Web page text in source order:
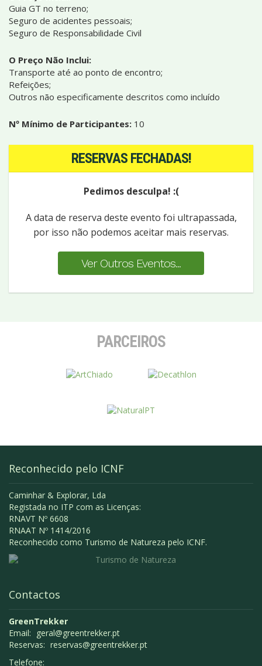
Guia GT no terreno;
Seguro de acidentes pessoais;
Seguro de Responsabilidade Civil
O Preço Não Inclui:
Transporte até ao ponto de encontro;
Refeições;
Outros não especificamente descritos como incluído
Nº Mínimo de Participantes: 10
RESERVAS FECHADAS!
Pedimos desculpa! :(
A data de reserva deste evento foi ultrapassada,
por isso não podemos aceitar mais reservas.
Ver Outros Eventos...
PARCEIROS
Reconhecido pelo ICNF
Caminhar & Explorar, Lda
Registada no ITP com as Licenças:
RNAVT Nº 6608
RNAAT Nº 1414/2016
Reconhecido como Turismo de Natureza pelo ICNF.
Contactos
GreenTrekker
Email: geral@greentrekker.pt
Reservas: reservas@greentrekker.pt
Telefone: